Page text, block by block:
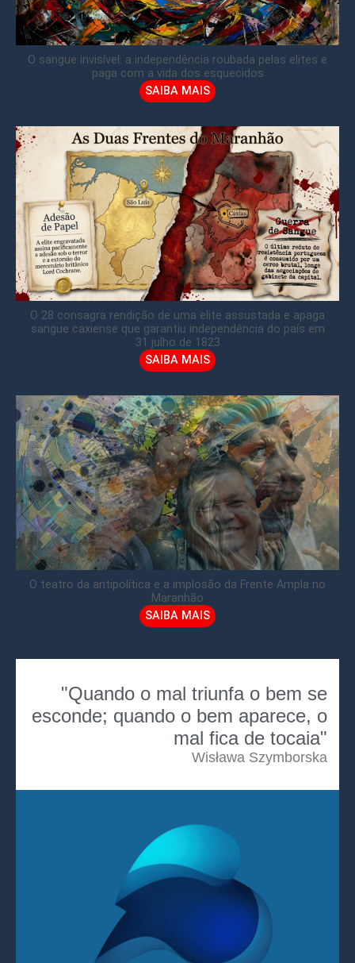
O sangue invisível: a independência roubada pelas elites e
paga com a vida dos esquecidos
SAIBA MAIS
O 28 consagra rendição de uma elite assustada e apaga
sangue caxiense que garantiu independência do país em
31 julho de 1823
SAIBA MAIS
O teatro da antipolítica e a implosão da Frente Ampla no
Maranhão
SAIBA MAIS
"Quando o mal triunfa o bem se
esconde; quando o bem aparece, o
mal fica de tocaia"
Wisława Szymborska